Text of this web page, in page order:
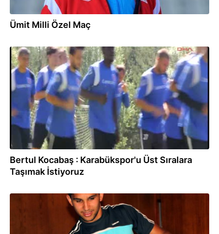
Ümit Milli Özel Maç
16.07.2012
Bertul Kocabaş : Karabükspor'u Üst Sıralara
Taşımak İstiyoruz